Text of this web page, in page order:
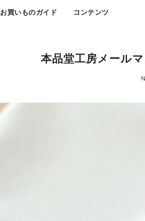
お買いものガイド コンテンツ
本品堂工房メール